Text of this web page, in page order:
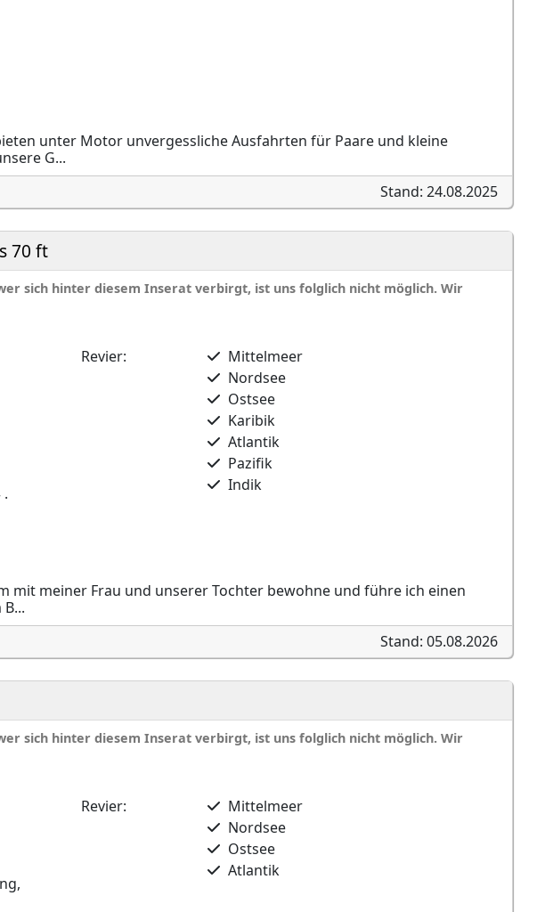
unter Motor unvergessliche Ausfahrten für Paare und kleine
G...
Stand: 24.08.2025
70 ft
sich hinter diesem Inserat verbirgt, ist uns folglich nicht möglich. Wir
Revier:
Mittelmeer
Nordsee
Ostsee
Karibik
Atlantik
Pazifik
Indik
mit meiner Frau und unserer Tochter bewohne und führe ich einen
Stand: 05.08.2026
sich hinter diesem Inserat verbirgt, ist uns folglich nicht möglich. Wir
Revier:
Mittelmeer
Nordsee
Ostsee
Atlantik